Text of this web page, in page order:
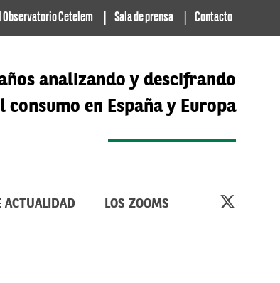
Observatorio Cetelem Sala de prensa Contacto
analizando y descifrando
en España y Europa
ACTUALIDAD LOS ZOOMS